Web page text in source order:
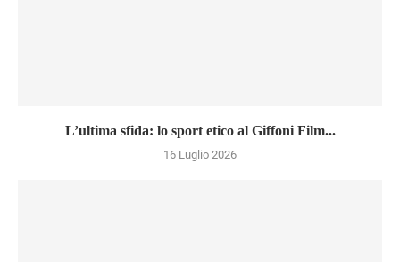
L’ultima sfida: lo sport etico al Giffoni Film...
16 Luglio 2026